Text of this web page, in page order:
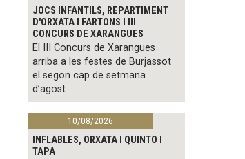
JOCS INFANTILS, REPARTIMENT
D'ORXATA I FARTONS I III
CONCURS DE XARANGUES
El III Concurs de Xarangues
arriba a les festes de Burjassot
el segon cap de setmana
d’agost
10/08/2026
INFLABLES, ORXATA I QUINTO I
TAPA